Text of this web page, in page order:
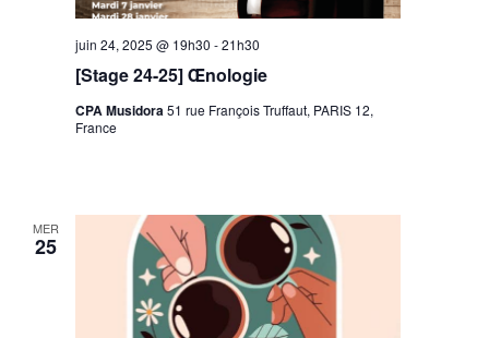
[Stage 24-25] Œnologie
juin 24, 2025 @ 19h30 -21h30
CPA Musidora51 rue François Truffaut, PARIS 12,
France
MER
25